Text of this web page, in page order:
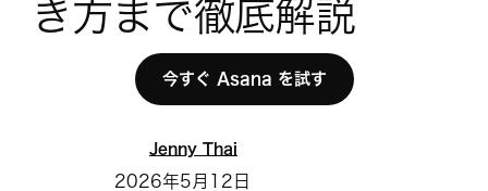
き方まで徹底解説
今すぐ Asana を試す
Jenny Thai
2026年5月12日